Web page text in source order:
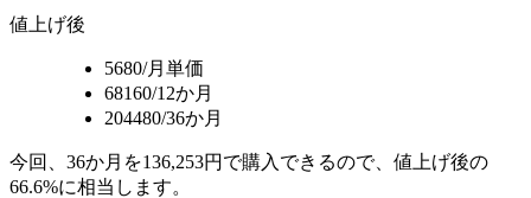
値上げ後
5680/月単価
68160/12か月
204480/36か月
今回、36か月を136,253円で購入できるので、値上げ後の
66.6%に相当します。